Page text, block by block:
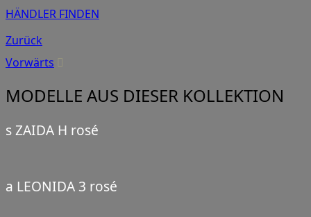
HÄNDLER FINDEN
Zurück
Vorwärts
MODELLE AUS DIESER KOLLEKTION
s ZAIDA H rosé
a LEONIDA 3 rosé